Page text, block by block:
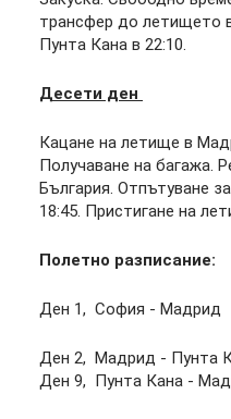
трансфер до летището
Пунта Кана в 22:10.
Десети ден
Кацане на летище в
Получаване на багажа.
България. Отпътуване
18:45. Пристигане на
Полетно разписание:
Ден 1, София -
Ден 2, Мадрид - Пунта
Ден 9, Пунта Кана -